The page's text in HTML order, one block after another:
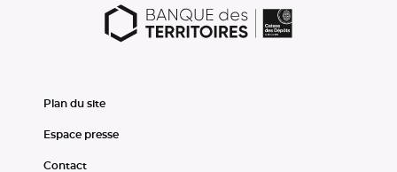
Plan du site
Espace presse
Contact